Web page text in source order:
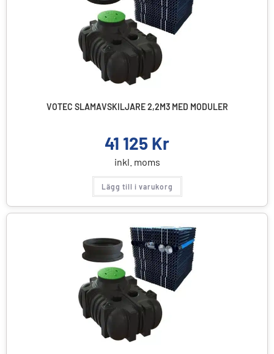
VOTEC SLAMAVSKILJARE 2,2M3 MED MODULER
41 125 Kr
inkl. moms
Lägg till i varukorg